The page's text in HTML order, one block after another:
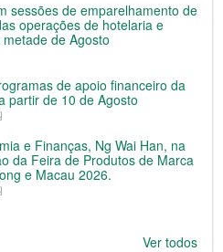
sessões de emparelhamento de
operações de hotelaria e
de Agosto
de apoio financeiro da
partir de 10 de Agosto
e Finanças, Ng Wai Han, na
da Feira de Produtos de Marca
e Macau 2026.
Ver todos